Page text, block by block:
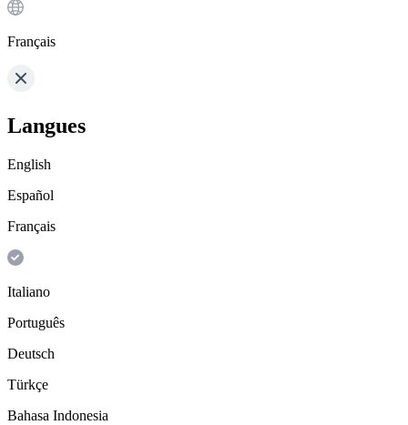
Français
Langues
English
Español
Français
Italiano
Português
Deutsch
Türkçe
Bahasa Indonesia